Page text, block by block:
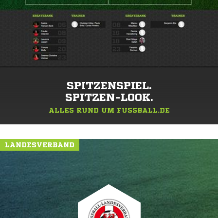
SPITZENSPIEL.
SPITZEN-LOOK.
ALLES RUND UM FUSSBALL.DE
LANDESVERBAND